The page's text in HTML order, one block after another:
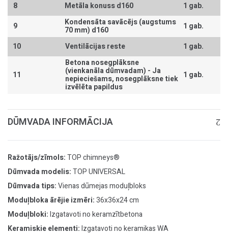
8
Metāla konuss d160
1 gab.
9
Kondensāta savācējs (augstums
70 mm) d160
1 gab.
10
Ventilācijas reste 1 gab.
11
Betona nosegplāksne
(vienkanāla dūmvadam) - Ja
nepieciešams, nosegplāksne tiek
izvēlēta papildus
1 gab.
DŪMVADA INFORMĀCIJA
Ražotājs/zīmols:TOP chimneys®
Dūmvada modelis:TOP UNIVERSAL
Dūmvada tips:Vienas dūmejas moduļbloks
Moduļbloka ārējie izmēri:36x36x24 cm
Moduļbloki:Izgatavoti no keramzītbetona
Keramiskie elementi:Izgatavoti no keramikas WA